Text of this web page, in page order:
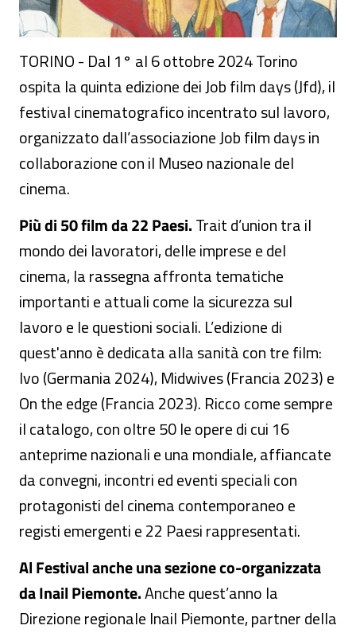
TORINO - Dal 1° al 6 ottobre 2024 Torino
ospita la quinta edizione dei Job film days (Jfd), il
festival cinematografico incentrato sul lavoro,
organizzato dall’associazione Job film days in
collaborazione con il Museo nazionale del
cinema.
Più di 50 film da 22 Paesi.Trait d’union tra il
mondo dei lavoratori, delle imprese e del
cinema, la rassegna affronta tematiche
importanti e attuali come la sicurezza sul
lavoro e le questioni sociali. L’edizione di
quest'anno è dedicata alla sanità con tre film:
Ivo (Germania 2024), Midwives (Francia 2023) e
On the edge (Francia 2023). Ricco come sempre
il catalogo, con oltre 50 le opere di cui 16
anteprime nazionali e una mondiale, affiancate
da convegni, incontri ed eventi speciali con
protagonisti del cinema contemporaneo e
registi emergenti e 22 Paesi rappresentati.
Al Festival anche una sezione co-organizzata
da Inail Piemonte.Anche quest’anno la
Direzione regionale Inail Piemonte, partner della